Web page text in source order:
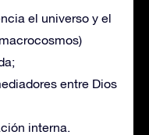
el universo y el
entre Dios
interna.